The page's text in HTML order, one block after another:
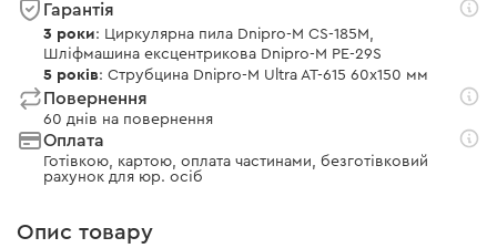
Гарантія
3 роки: Циркулярна пила Dnipro-M CS-185M,
Шліфмашина ексцентрикова Dnipro-M PE-29S
5 років: Струбцина Dnipro-M Ultra AT-615 60х150 мм
Повернення
60 днів на повернення
Оплата
Готівкою, картою, оплата частинами, безготівковий
рахунок для юр. осіб
Опис товару